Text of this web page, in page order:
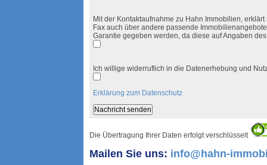
Mit der Kontaktaufnahme zu Hahn Immobilien,
Fax auch über andere passende
Garantie gegeben werden, da diese auf Angaben
Ich willige widerruflich in die Datenerhebung und
Erklärung zum Datenschutz
Die Übertragung Ihrer Daten erfolgt verschlüsselt
Mailen Sie uns: info@hahn-